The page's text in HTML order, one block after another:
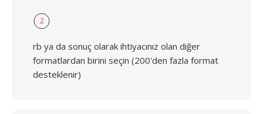
2
rb ya da sonuç olarak ihtiyacınız olan diğer
formatlardan birini seçin (200'den fazla format
desteklenir)